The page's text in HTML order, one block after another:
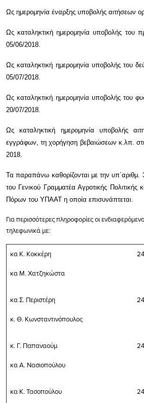
Ως ημερομηνία έναρξης υποβολής αιτήσεων
Ως καταληκτική ημερομηνία υποβολής του
05/06/2018.
Ως καταληκτική ημερομηνία υποβολής του
05/07/2018.
Ως καταληκτική ημερομηνία υποβολής του
20/07/2018.
Ως καταληκτική ημερομηνία υποβολής
εγγράφων, τη χορήγηση βεβαιώσεων κ.λπ.
2018.
Τα παραπάνω καθορίζονται με την
του Γενικού Γραμματέα Αγροτικής Πολιτικής
Πόρων του ΥΠΑΑΤ η οποία επισυνάπτεται.
Για περισσότερες πληροφορίες οι
τηλεφωνικά με:
κα Κ. Κοκκέρη
κα Μ. Χατζηκώστα
κα Σ. Περιστέρη
κ. Θ. Κωνσταντινόπουλος
κ. Γ. Παπαναούμ
κα Α. Νασιοπούλου
κα Κ. Τασοπούλου